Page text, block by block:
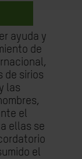
ayuda y
de
de sirios
las
el
ellas se
el